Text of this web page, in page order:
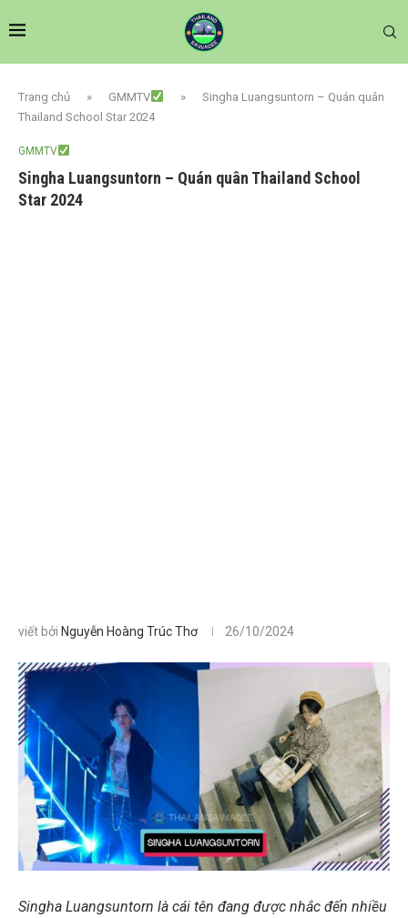
Trang chủ » GMMTV »
Singha Luangsuntorn – Quán quân
Thailand School Star 2024
GMMTV
Singha Luangsuntorn – Quán quân Thailand School
Star 2024
viết bởi Nguyễn Hoàng Trúc Thơ 26/10/2024
Singha Luangsuntorn là cái tên đang được nhắc đến nhiều